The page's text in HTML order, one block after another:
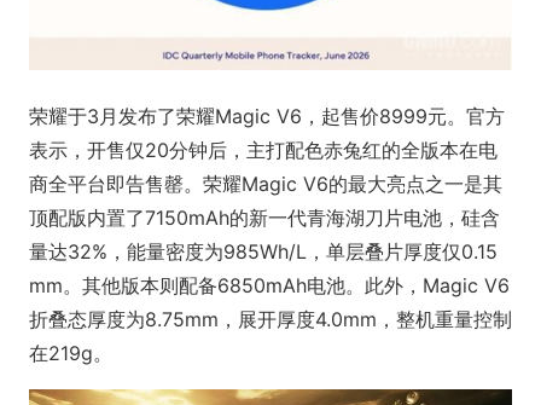
荣耀于3月发布了荣耀Magic V6，起售价8999元。官方
表示，开售仅20分钟后，主打配色赤兔红的全版本在电
商全平台即告售罄。荣耀Magic V6的最大亮点之一是其
顶配版内置了7150mAh的新一代青海湖刀片电池，硅含
量达32%，能量密度为985Wh/L，单层叠片厚度仅0.15
mm。其他版本则配备6850mAh电池。此外，Magic V6
折叠态厚度为8.75mm，展开厚度4.0mm，整机重量控制
在219g。